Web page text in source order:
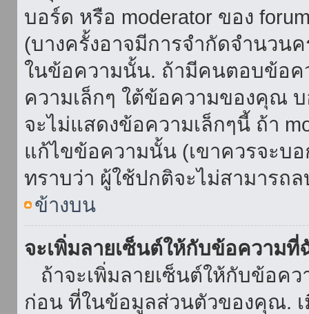
บอร์ด หรือ moderator ของ
(บางครั้งอาจมีการจำกัดจำนวน
ในข้อความนั้น. ถ้ามีคนตอบข้อ
ความเล็กๆ ใต้ข้อความของคุณ
จะไม่แสดงข้อความเล็กๆนี้ ถ้า
แก้ไขข้อความนั้น (เขาควรจะบ
ทราบว่า ผู้ใช้ปกติจะไม่สามารถ
ข้างบน
จะเพิ่มลายเซ็นต์ให้กับข้อความที่
ถ้าจะเพิ่มลายเซ็นต์ให้กับข้อค
ก่อน ที่ในข้อมูลส่วนตัวของคุณ.